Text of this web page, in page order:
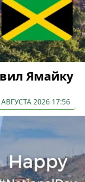
Ямайку
2026 17:56